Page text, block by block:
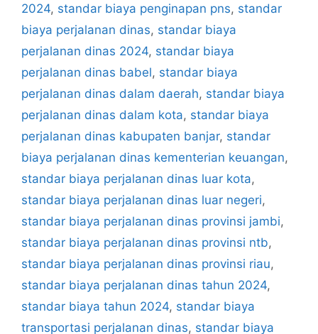
2024, standar biaya penginapan pns, standar
biaya perjalanan dinas, standar biaya
perjalanan dinas 2024, standar biaya
perjalanan dinas babel, standar biaya
perjalanan dinas dalam daerah, standar biaya
perjalanan dinas dalam kota, standar biaya
perjalanan dinas kabupaten banjar, standar
biaya perjalanan dinas kementerian keuangan,
standar biaya perjalanan dinas luar kota,
standar biaya perjalanan dinas luar negeri,
standar biaya perjalanan dinas provinsi jambi,
standar biaya perjalanan dinas provinsi ntb,
standar biaya perjalanan dinas provinsi riau,
standar biaya perjalanan dinas tahun 2024,
standar biaya tahun 2024, standar biaya
transportasi perjalanan dinas, standar biaya